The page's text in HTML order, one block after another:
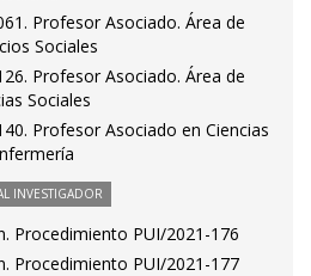
Profesor Asociado. Área de
Sociales
Profesor Asociado. Área de
Sociales
Profesor Asociado en Ciencias
INVESTIGADOR
Procedimiento PUI/2021-176
Procedimiento PUI/2021-177